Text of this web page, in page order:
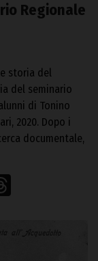
Regionale
storia del
del seminario
di Tonino
2020. Dopo i
documentale,